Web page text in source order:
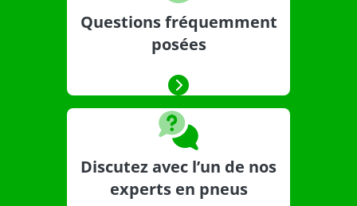
Questions fréquemment
posées
Discutez avec l’un de nos
experts en pneus